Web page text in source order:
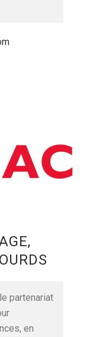
partenariat
en